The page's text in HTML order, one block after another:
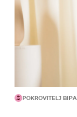
POKROVITELJ BIPA